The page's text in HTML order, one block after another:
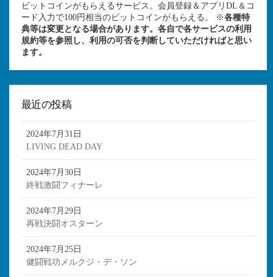
ビットコインがもらえるサービス。会員登録＆アプリDL＆コ
ード入力で100円相当のビットコインがもらえる。 ※各種特
典等は変更となる場合があります。各自で各サービスの利用
規約等を参照し、利用の可否を判断していただければと思い
ます。
最近の投稿
2024年7月31日
LIVING DEAD DAY
2024年7月30日
終戦激闘フィナーレ
2024年7月29日
再戦決闘オスターン
2024年7月25日
健闘戦功メルクジ・デ・ソン